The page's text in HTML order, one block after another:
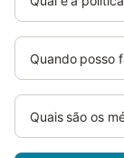
Quando posso
Quais são os